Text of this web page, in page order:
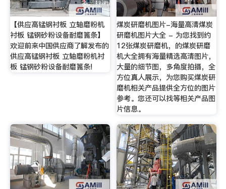
【供应高锰钢衬板 立轴磨粉机
衬板 锰钢砂粉设备耐磨篦条】
欢迎前来中国供应商了解发布的
供应高锰钢衬板 立轴磨粉机衬
板 锰钢砂粉设备耐磨篦条!
煤炭研磨机图片-海量高清煤炭
研磨机图片大全 - 为您找到约
12张煤炭研磨机，的煤炭研磨
机大全拥有海量精选高清图片，
大量的细节图，多角度拍摄，全
方位真人展示，为您购买煤炭研
磨机相关产品提供全方位的图片
参考。您还可以找等相关产品图
片信息。